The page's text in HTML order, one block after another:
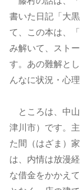
書いた日記「大
て、この本は、
み解いて、スト
す。あの難解と
んなに状況・心
ところは、中山
津川市）です。
た間（はざま）
は、内情は放漫
な借金をかかえ